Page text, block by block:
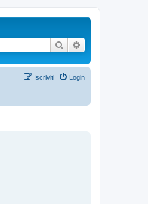
Cerca
Login
Iscriviti